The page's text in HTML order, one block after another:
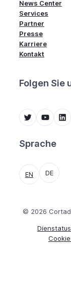
News Center
Services
Partner
Presse
Karriere
Kontakt
Folgen Sie
Twitter YouTube LinkedIn
Sprache
EN DE
© 2026
Dienstatus